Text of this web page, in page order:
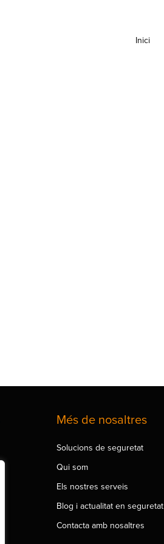
Inici
Més de nosaltres
Solucions de seguretat
Qui som
Els nostres serveis
Blog i actualitat en seguretat
Contacta amb nosaltres